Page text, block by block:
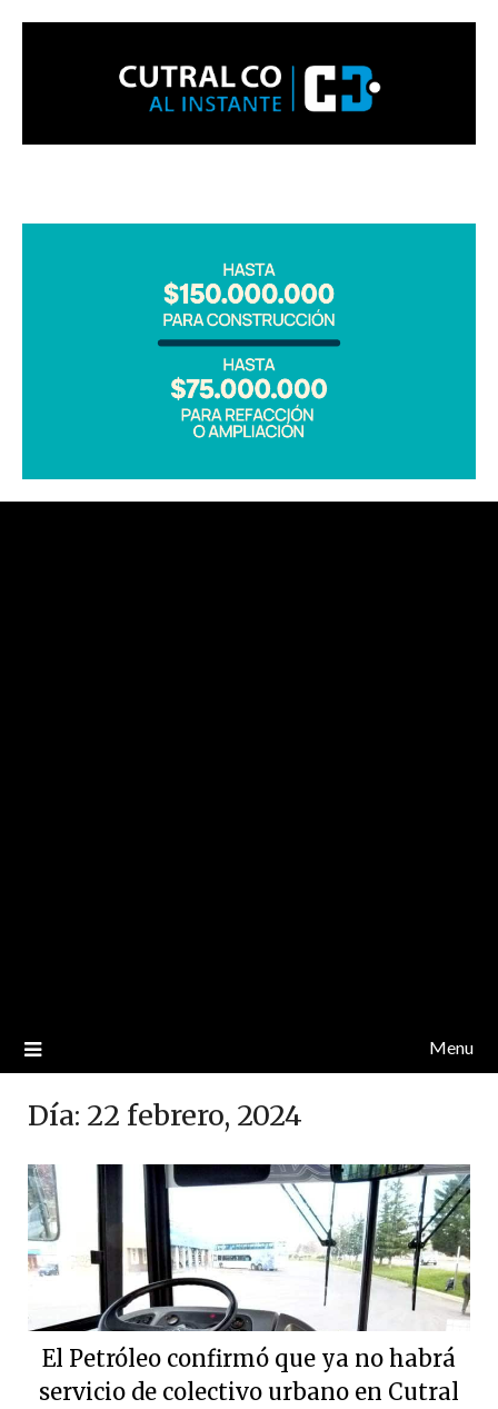
Menu
Día: 22 febrero, 2024
El Petróleo confirmó que ya no habrá
servicio de colectivo urbano en Cutral